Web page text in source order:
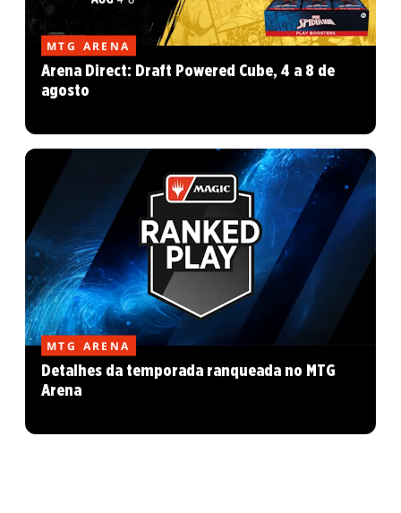
MTG ARENA
Arena Direct: Draft Powered Cube, 4 a 8 de
agosto
MTG ARENA
Detalhes da temporada ranqueada no MTG
Arena